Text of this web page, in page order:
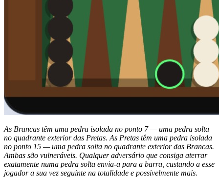
As Brancas têm uma pedra isolada no ponto 7 — uma pedra solta
no quadrante exterior das Pretas. As Pretas têm uma pedra isolada
no ponto 15 — uma pedra solta no quadrante exterior das Brancas.
Ambas são vulneráveis. Qualquer adversário que consiga aterrar
exatamente numa pedra solta envia-a para a barra, custando a esse
jogador a sua vez seguinte na totalidade e possivelmente mais.